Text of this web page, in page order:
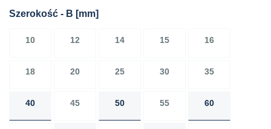
Szerokość - B [mm]
10 12 14 15 16
18 20 25 30 35
40 45 50 55 60